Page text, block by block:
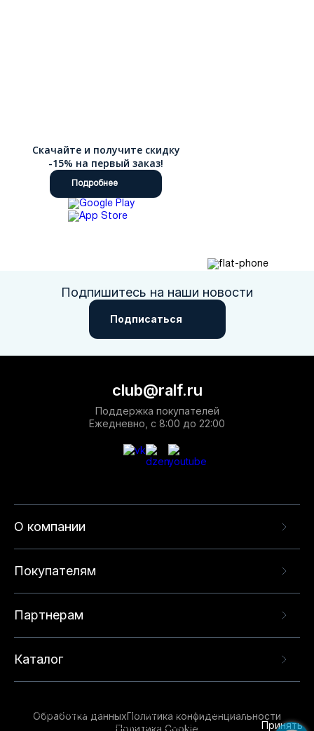
Скачайте и получите скидку
-15% на первый заказ!
Подробнее
Подпишитесь на наши новости
Подписаться
О компании
Покупателям
Партнерам
Каталог
club@ralf.ru
Поддержка покупателей
Ежедневно, с 8:00 до 22:00
Обработка данныхПолитика конфиденциальности
Политика Cookie
опыта на нашем сайте. Продолжая использовать
данный сайт, вы соглашаетесь с использованием
Принять